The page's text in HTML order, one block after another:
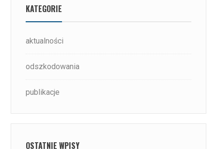
KATEGORIE
aktualności
odszkodowania
publikacje
OSTATNIE WPISY